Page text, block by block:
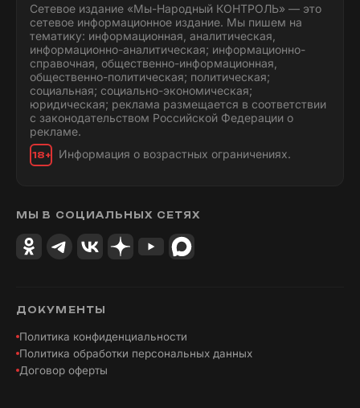
Сетевое издание «Мы-Народный КОНТРОЛЬ» — это
сетевое информационное издание. Мы пишем на
тематику: информационная, аналитическая,
информационно-аналитическая; информационно-
справочная, общественно-информационная,
общественно-политическая; политическая;
социальная; социально-экономическая;
юридическая; реклама размещается в соответствии
с законодательством Российской Федерации о
рекламе.
18+ Информация о возрастных ограничениях.
МЫ В СОЦИАЛЬНЫХ СЕТЯХ
ДОКУМЕНТЫ
Политика конфиденциальности
Политика обработки персональных данных
Договор оферты